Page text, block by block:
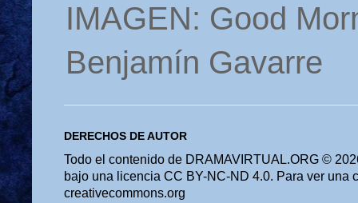
IMAGEN: Good
Benjamín Gavarre
DERECHOS DE AUTOR
Todo el contenido de DRAMAVIRTUAL.ORG ©
bajo una licencia CC BY-NC-ND 4.0. Para ver una
creativecommons.org